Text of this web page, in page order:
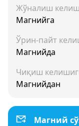
Жўналиш
Магнийга
Ўрин-пайт
Магнийда
Чиқиш
Магнийдан
Магний